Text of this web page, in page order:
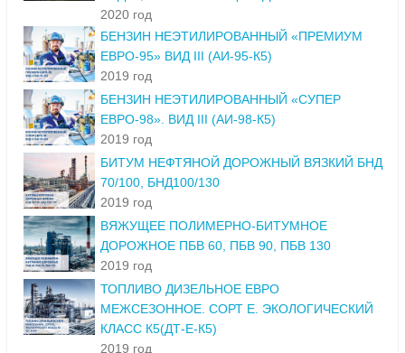
2020 год
БЕНЗИН НЕЭТИЛИРОВАННЫЙ «ПРЕМИУМ
ЕВРО-95» ВИД III (АИ-95-К5)
2019 год
БЕНЗИН НЕЭТИЛИРОВАННЫЙ «СУПЕР
ЕВРО-98». ВИД III (АИ-98-К5)
2019 год
БИТУМ НЕФТЯНОЙ ДОРОЖНЫЙ ВЯЗКИЙ БНД
70/100, БНД100/130
2019 год
ВЯЖУЩЕЕ ПОЛИМЕРНО-БИТУМНОЕ
ДОРОЖНОЕ ПБВ 60, ПБВ 90, ПБВ 130
2019 год
ТОПЛИВО ДИЗЕЛЬНОЕ ЕВРО
МЕЖСЕЗОННОЕ. СОРТ Е. ЭКОЛОГИЧЕСКИЙ
КЛАСС К5(ДТ-Е-К5)
2019 год